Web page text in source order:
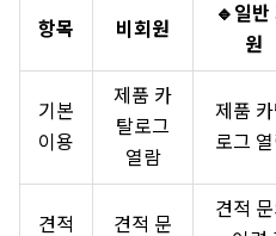
항목 비회원
🔹일반
원
기본
이용
제품 카
탈로그
열람
제품
로그
견적
견적 문
견적 문